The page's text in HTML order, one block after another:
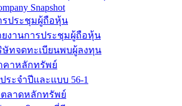
Snapshot
รประชุมผู้ถือหุ้น
ยงานการประชุมผู้ถือหุ้น
ษัทจดทะเบียนพบผู้ลงทุน
คาหลักทรัพย์
ระจำปีและแบบ 56-1
ลาดหลักทรัพย์